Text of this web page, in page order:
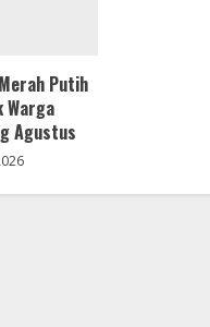
Putih
Warga
Agustus